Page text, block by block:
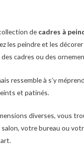
de cadres à
les peindre et les
des cadres ou des
ressemble à s’y
et patinés.
diverses, vous
votre bureau ou